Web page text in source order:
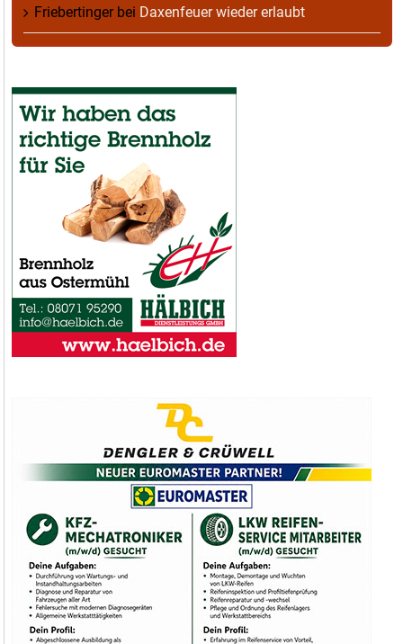
Friebertingerbei Daxenfeuer wieder erlaubt